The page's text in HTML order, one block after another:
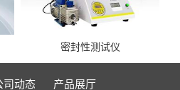
密封性测试仪
司动态 产品展厅